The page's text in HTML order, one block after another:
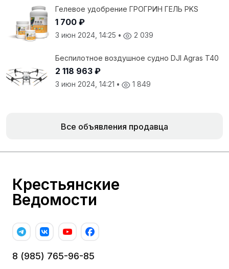
Гелевое удобрение ГPОГРИН ГЕЛЬ РKS
1 700 ₽
3 июн 2024, 14:25 • 2 039
Беспилотное воздушное судно DJI Agras T40
2 118 963 ₽
3 июн 2024, 14:21 • 1 849
Все объявления продавца
Крестьянские
Ведомости
8 (985) 765-96-85